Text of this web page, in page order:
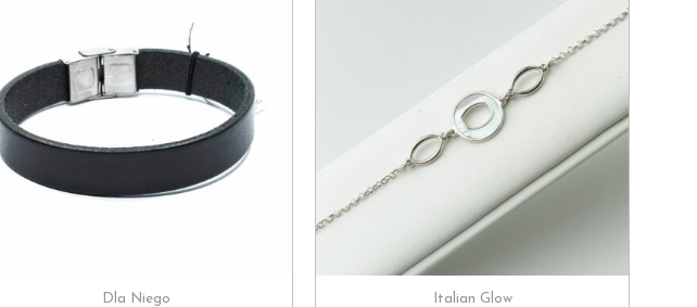
Dla Niego Italian Glow